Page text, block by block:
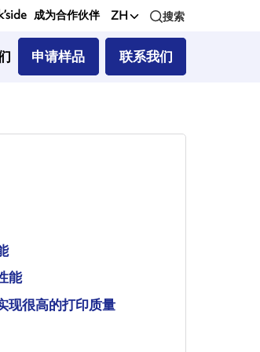
成为合作伙伴 ZH 搜索
申请样品 联系我们
能
现很高的打印质量